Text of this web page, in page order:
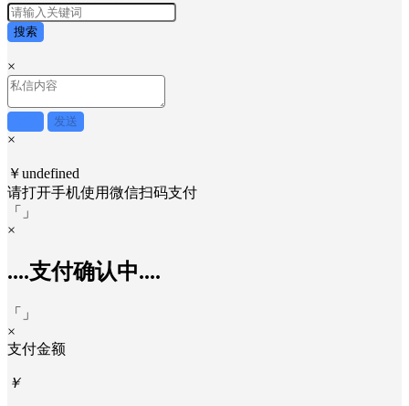
搜索
×
发送
×
￥undefined
请打开手机使用微信扫码支付
「
」
×
....支付确认中....
「
」
×
支付金额
￥